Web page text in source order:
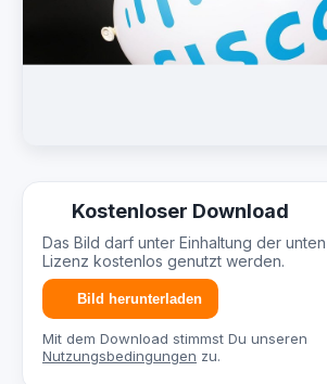
Kostenloser Download
Das Bild darf unter Einhaltung der
Lizenz kostenlos genutzt werden.
Bild herunterladen
Mit dem Download stimmst Du unseren
Nutzungsbedingungen zu.